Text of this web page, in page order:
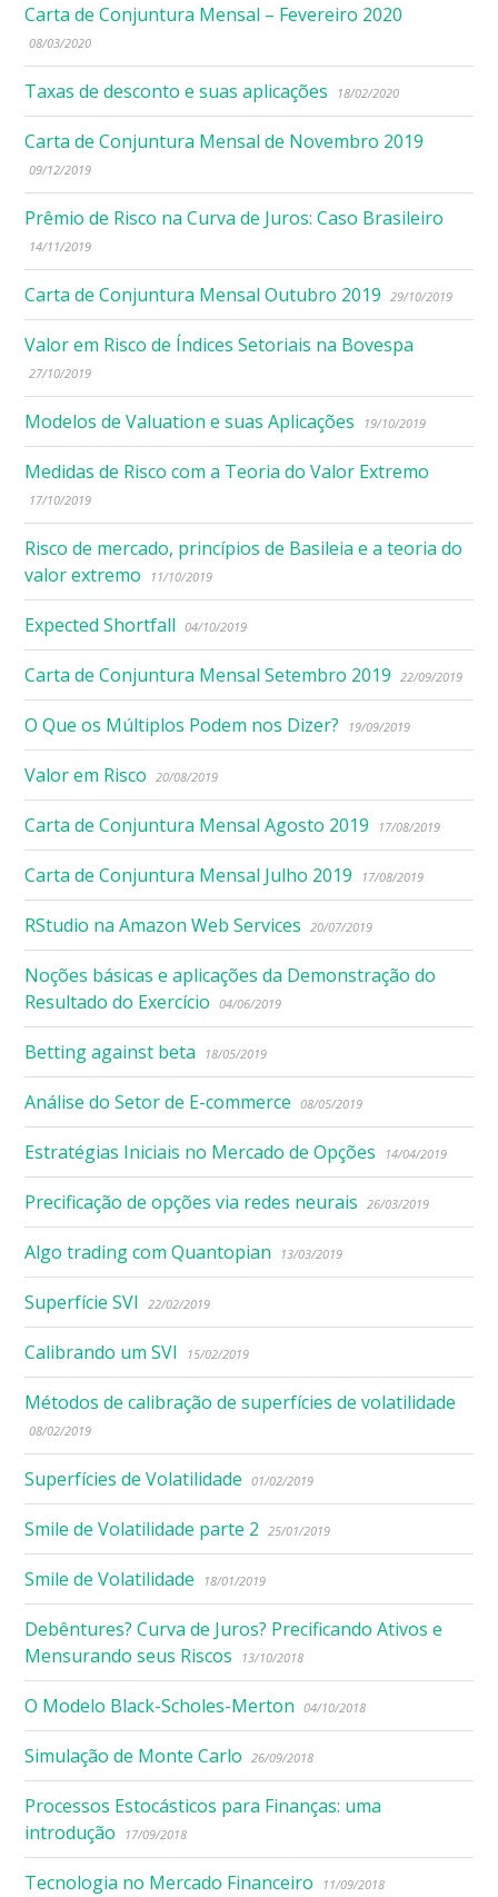
Carta de Conjuntura Mensal – Fevereiro 2020
08/03/2020
Taxas de desconto e suas aplicações 18/02/2020
Carta de Conjuntura Mensal de Novembro 2019
09/12/2019
Prêmio de Risco na Curva de Juros: Caso Brasileiro
14/11/2019
Carta de Conjuntura Mensal Outubro 2019 29/10/2019
Valor em Risco de Índices Setoriais na Bovespa
27/10/2019
Modelos de Valuation e suas Aplicações 19/10/2019
Medidas de Risco com a Teoria do Valor Extremo
17/10/2019
Risco de mercado, princípios de Basileia e a teoria do
valor extremo
11/10/2019
Expected Shortfall 04/10/2019
Carta de Conjuntura Mensal Setembro 2019 22/09/2019
O Que os Múltiplos Podem nos Dizer? 19/09/2019
Valor em Risco 20/08/2019
Carta de Conjuntura Mensal Agosto 2019 17/08/2019
Carta de Conjuntura Mensal Julho 2019 17/08/2019
RStudio na Amazon Web Services 20/07/2019
Noções básicas e aplicações da Demonstração do
Resultado do Exercício
04/06/2019
Betting against beta 18/05/2019
Análise do Setor de E-commerce 08/05/2019
Estratégias Iniciais no Mercado de Opções 14/04/2019
Precificação de opções via redes neurais 26/03/2019
Algo trading com Quantopian 13/03/2019
Superfície SVI 22/02/2019
Calibrando um SVI 15/02/2019
Métodos de calibração de superfícies de volatilidade
08/02/2019
Superfícies de Volatilidade 01/02/2019
Smile de Volatilidade parte 2 25/01/2019
Smile de Volatilidade 18/01/2019
Debêntures? Curva de Juros? Precificando Ativos e
Mensurando seus Riscos
13/10/2018
O Modelo Black-Scholes-Merton 04/10/2018
Simulação de Monte Carlo 26/09/2018
Processos Estocásticos para Finanças: uma
introdução
17/09/2018
Tecnologia no Mercado Financeiro 11/09/2018